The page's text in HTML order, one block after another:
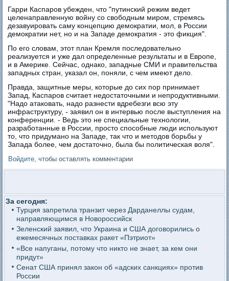
Гарри Каспаров убежден, что "путинский режим ведет
целенаправленную войну со свободным миром, стремясь
дезавуировать саму концепцию демократии, мол, в России
демократии нет, но и на Западе демократия - это фикция".
По его словам, этот план Кремля последовательно
реализуется и уже дал определенные результаты и в Европе,
и в Америке. Сейчас, однако, западные СМИ и правительства
западных стран, указал он, поняли, с чем имеют дело.
Правда, защитные меры, которые до сих пор принимает
Запад, Каспаров считает недостаточными и непродуктивными.
"Надо атаковать, надо разнести вдребезги всю эту
инфраструктуру, - заявил он в интервью после выступления на
конференции. - Ведь это не специальные технологии,
разработанные в России, просто способные люди используют
то, что придумано на Западе, так что и методов борьбы у
Запада более, чем достаточно, была бы политическая воля".
Войдите, чтобы оставлять комментарии
За сегодня:
Турция запретила транзит через Дарданеллы судам,
направляющимся в Новороссийск
Зеленский заявил, что Украина и США договорились о
ежемесячных поставках ракет «Пэтриот»
«Все напуганы, потому что никто не знает, за кем они
придут»
Сенат США принял закон об «адских санкциях» против
России